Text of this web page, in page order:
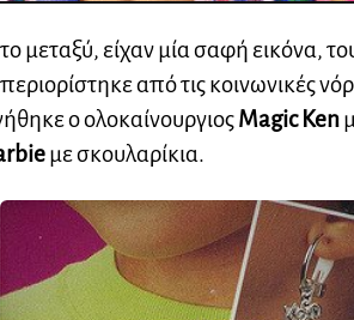
μεταξύ, είχαν μία σαφή εικόνα, του
από τις κοινωνικές
ο ολοκαίνουργιοςMagic Ken
με σκουλαρίκια.